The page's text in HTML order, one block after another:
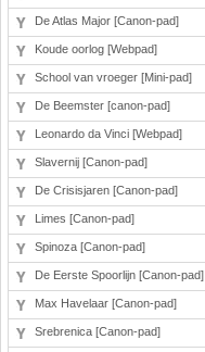
De Atlas Major [Canon-pad]
Koude oorlog [Webpad]
School van vroeger [Mini-pad]
De Beemster [canon-pad]
Leonardo da Vinci [Webpad]
Slavernij [Canon-pad]
De Crisisjaren [Canon-pad]
Limes [Canon-pad]
Spinoza [Canon-pad]
De Eerste Spoorlijn [Canon-pad]
Max Havelaar [Canon-pad]
Srebrenica [Canon-pad]